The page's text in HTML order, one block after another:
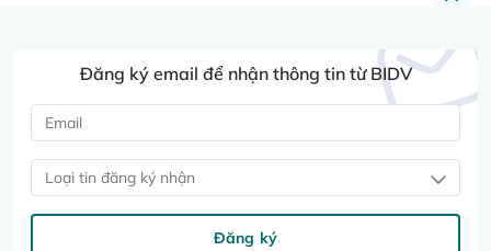
Đăng ký email để nhận thông tin từ BIDV
Loại tin đăng ký nhận
Đăng ký